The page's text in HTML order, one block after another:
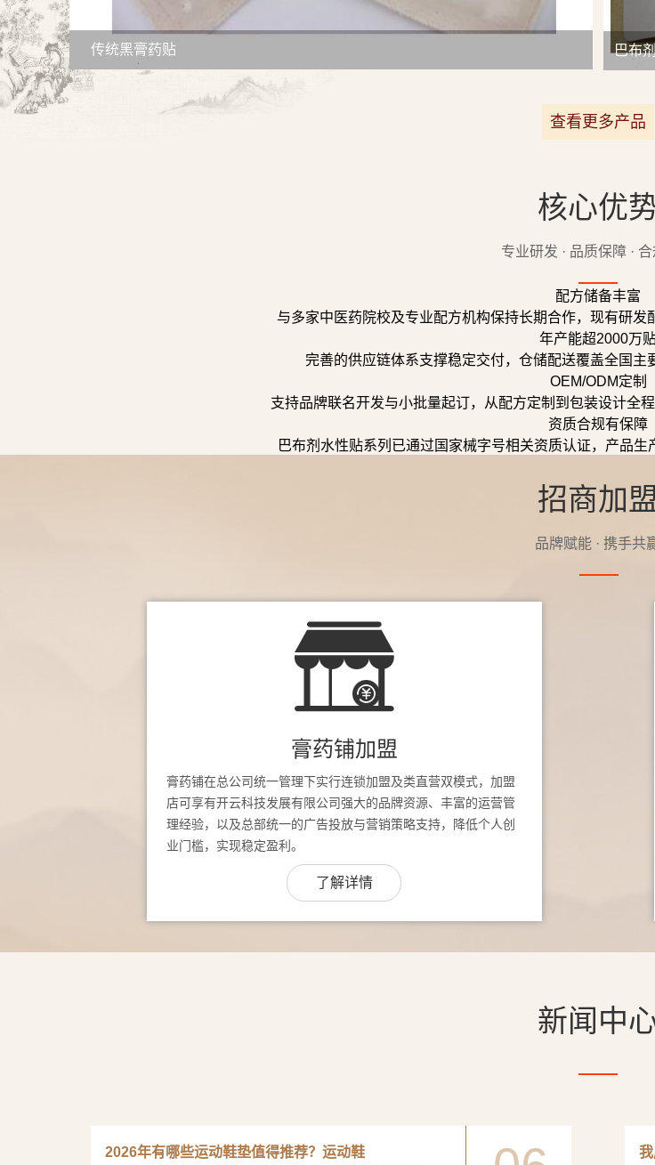
传统黑膏药贴 巴布
查看更多产品
核心优
专业研发 · 品质保障 ·
配方储备丰富
与多家中医药院校及专业配方机构保持长期合作，现有研发
年产能超2000万
完善的供应链体系支撑稳定交付，仓储配送覆盖全国主
OEM/ODM定制
支持品牌联名开发与小批量起订，从配方定制到包装设计全
资质合规有保障
巴布剂水性贴系列已通过国家械字号相关资质认证，产品生
招商加盟
品牌赋能 · 携手共
膏药铺加盟
膏药铺在总公司统一管理下实行连锁加盟及类直营双模式，加盟
店可享有开云科技发展有限公司强大的品牌资源、丰富的运营管
理经验，以及总部统一的广告投放与营销策略支持，降低个人创
业门槛，实现稳定盈利。
了解详情
新闻中
2026年有哪些运动鞋垫值得推荐？运动鞋